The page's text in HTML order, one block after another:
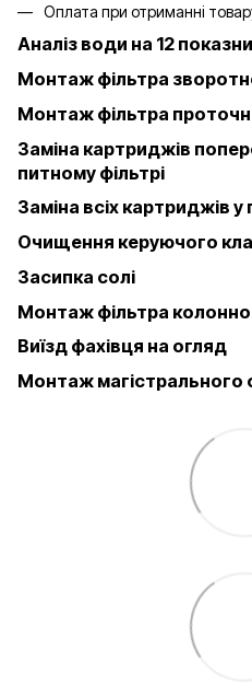
Оплата при отриманні
Аналіз води на 12
Монтаж фільтра
Монтаж фільтра
Заміна картриджів
питному фільтрі
Заміна всіх картриджів у
Очищення керуючого
Засипка солі
Монтаж фільтра
Виїзд фахівця на огляд
Монтаж магістрального